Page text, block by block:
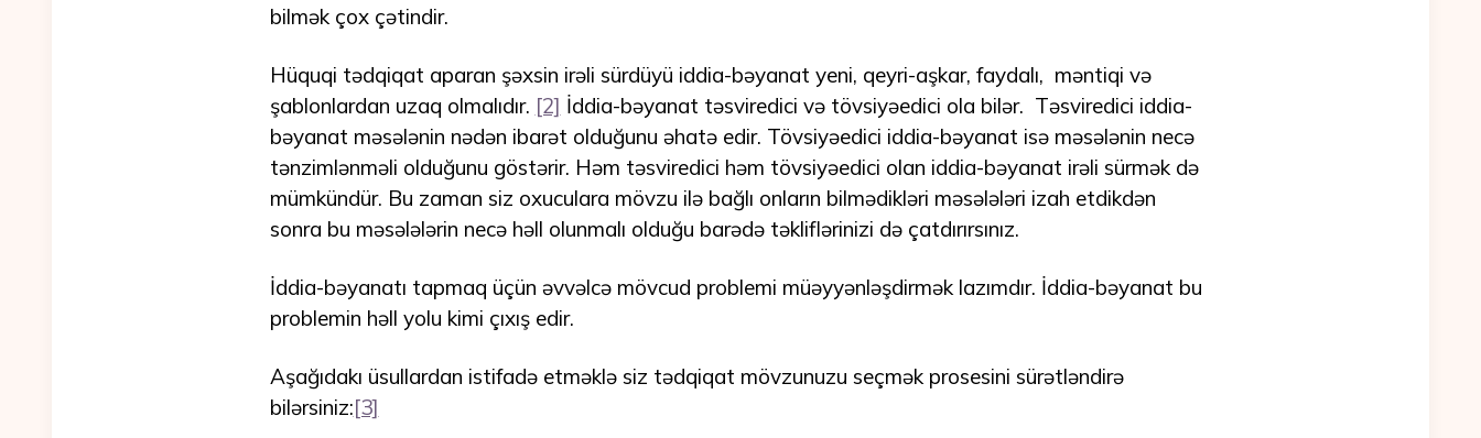
bilmək çox çətindir.
Hüquqi tədqiqat aparan şəxsin irəli sürdüyü iddia-bəyanat yeni, qeyri-aşkar, faydalı, məntiqi və
şablonlardan uzaq olmalıdır. [2] İddia-bəyanat təsviredici və tövsiyəedici ola bilər. Təsviredici iddia-
bəyanat məsələnin nədən ibarət olduğunu əhatə edir. Tövsiyəedici iddia-bəyanat isə məsələnin necə
tənzimlənməli olduğunu göstərir. Həm təsviredici həm tövsiyəedici olan iddia-bəyanat irəli sürmək də
mümkündür. Bu zaman siz oxuculara mövzu ilə bağlı onların bilmədikləri məsələləri izah etdikdən
sonra bu məsələlərin necə həll olunmalı olduğu barədə təkliflərinizi də çatdırırsınız.
İddia-bəyanatı tapmaq üçün əvvəlcə mövcud problemi müəyyənləşdirmək lazımdır. İddia-bəyanat bu
problemin həll yolu kimi çıxış edir.
Aşağıdakı üsullardan istifadə etməklə siz tədqiqat mövzunuzu seçmək prosesini sürətləndirə
bilərsiniz:[3]